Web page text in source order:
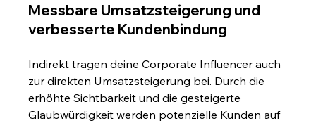
Messbare Umsatzsteigerung und
verbesserte Kundenbindung
Indirekt tragen deine Corporate Influencer auch
zur direkten Umsatzsteigerung bei. Durch die
erhöhte Sichtbarkeit und die gesteigerte
Glaubwürdigkeit werden potenzielle Kunden auf